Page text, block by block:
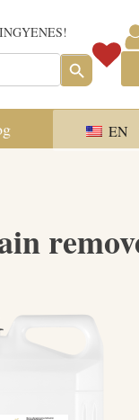
SEARCH
BUTTON
EN